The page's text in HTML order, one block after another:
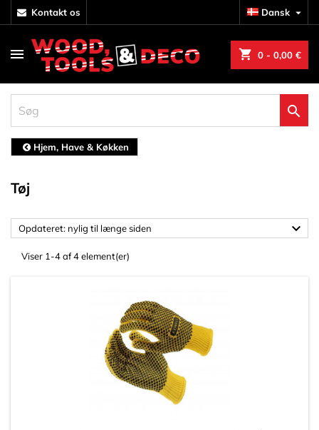
kontakt os Dansk 
shopping_cart 0 - 0,00 €

Hjem, Have & Køkken
Tøj
Opdateret: nylig til længe siden 
Viser 1-4 af 4 element(er)